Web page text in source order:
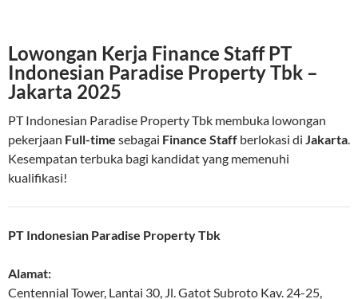
Lowongan Kerja Finance Staff PT
Indonesian Paradise Property Tbk –
Jakarta 2025
PT Indonesian Paradise Property Tbk membuka lowongan
pekerjaan Full-time sebagai Finance Staff berlokasi di Jakarta.
Kesempatan terbuka bagi kandidat yang memenuhi
kualifikasi!
PT Indonesian Paradise Property Tbk
Alamat:
Centennial Tower, Lantai 30, Jl. Gatot Subroto Kav. 24-25,